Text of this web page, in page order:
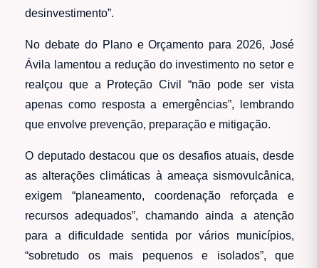
desinvestimento”.
No debate do Plano e Orçamento para 2026, José
Ávila lamentou a redução do investimento no setor e
realçou que a Proteção Civil “não pode ser vista
apenas como resposta a emergências”, lembrando
que envolve prevenção, preparação e mitigação.
O deputado destacou que os desafios atuais, desde
as alterações climáticas à ameaça sismovulcânica,
exigem “planeamento, coordenação reforçada e
recursos adequados”, chamando ainda a atenção
para a dificuldade sentida por vários municípios,
“sobretudo os mais pequenos e isolados”, que